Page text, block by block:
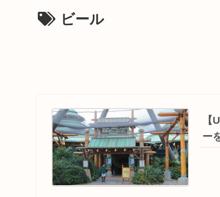
ビール
【
ー